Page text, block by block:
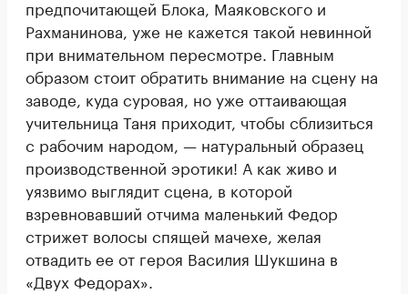
предпочитающей Блока, Маяковского и
Рахманинова, уже не кажется такой невинной
при внимательном пересмотре. Главным
образом стоит обратить внимание на сцену на
заводе, куда суровая, но уже оттаивающая
учительница Таня приходит, чтобы сблизиться
с рабочим народом, — натуральный образец
производственной эротики! А как живо и
уязвимо выглядит сцена, в которой
взревновавший отчима маленький Федор
стрижет волосы спящей мачехе, желая
отвадить ее от героя Василия Шукшина в
«Двух Федорах».